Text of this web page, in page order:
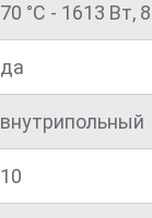
70 °С - 1613 Вт,
да
внутрипольный
10